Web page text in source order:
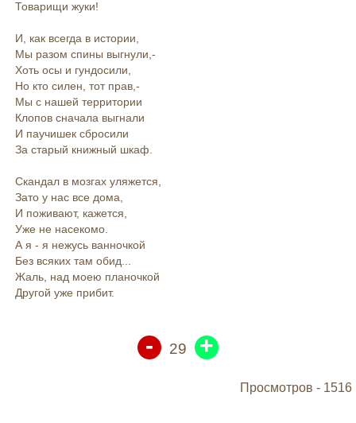
Товарищи жуки!
И, как всегда в истории,
Мы разом спины выгнули,-
Хоть осы и гундосили,
Но кто силен, тот прав,-
Мы с нашей территории
Клопов сначала выгнали
И паучишек сбросили
За старый книжный шкаф.
Скандал в мозгах уляжется,
Зато у нас все дома,
И поживают, кажется,
Уже не насекомо.
А я - я нежусь ванночкой
Без всяких там обид...
Жаль, над моею планочкой
Другой уже прибит.
- 29 +
Просмотров - 1516